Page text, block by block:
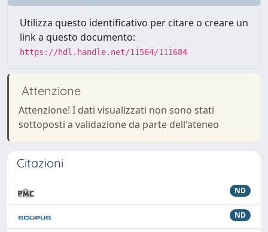
Utilizza questo identificativo per citare o creare un
link a questo documento:
https://hdl.handle.net/11564/111684
Attenzione
Attenzione! I dati visualizzati non sono stati
sottoposti a validazione da parte dell'ateneo
Citazioni
ND
ND